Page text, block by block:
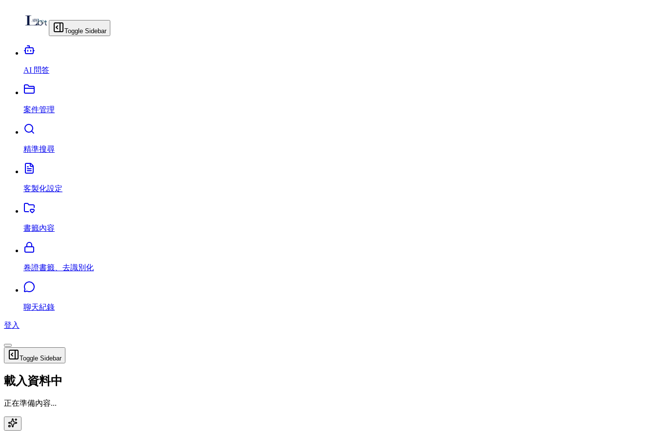
Toggle Sidebar
AI 問答
案件管理
精準搜尋
客製化設定
書籤內容
卷證書籤、去識別化
聊天紀錄
登入
Toggle Sidebar
載入資料中
正在準備內容...